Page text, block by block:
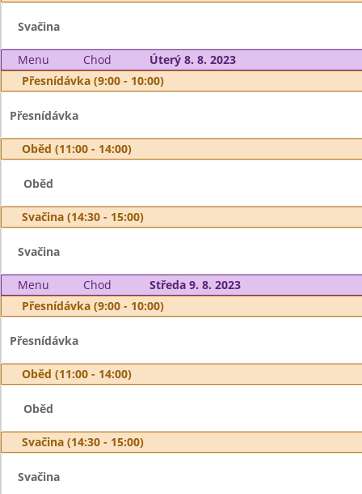
Svačina
Menu Chod
Úterý 8. 8. 2023
Přesnídávka (9:00 - 10:00)
Přesnídávka
Oběd (11:00 - 14:00)
Oběd
Svačina (14:30 - 15:00)
Svačina
Menu Chod
Středa 9. 8. 2023
Přesnídávka (9:00 - 10:00)
Přesnídávka
Oběd (11:00 - 14:00)
Oběd
Svačina (14:30 - 15:00)
Svačina